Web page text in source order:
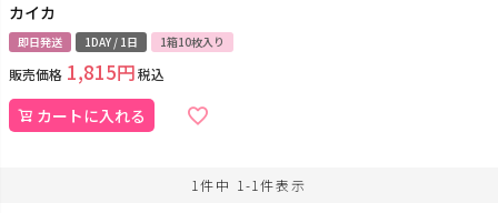
カイカ
即日発送 1DAY / 1日 1箱10枚入り
販売価格 1,815 税込
カートに入れる
1件中 1 -1件表示